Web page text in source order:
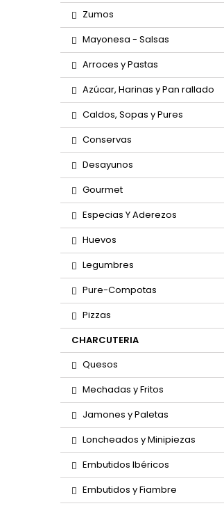
Zumos
Mayonesa - Salsas
Arroces y Pastas
Azúcar, Harinas y Pan rallado
Caldos, Sopas y Pures
Conservas
Desayunos
Gourmet
Especias Y Aderezos
Huevos
Legumbres
Pure-Compotas
Pizzas
CHARCUTERIA
Quesos
Mechadas y Fritos
Jamones y Paletas
Loncheados y Minipiezas
Embutidos Ibéricos
Embutidos y Fiambre